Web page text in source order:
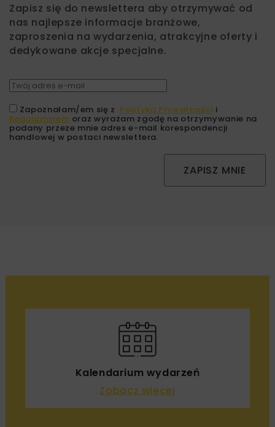
Zapisz się do newslettera aby otrzymywać od
nas najlepsze informacje branżowe,
zaproszenia na wydarzenia, atrakcyjne oferty i
dedykowane akcje specjalne.
Zapoznałam/em się z Polityką Prywatności i
Regulaminem oraz wyrażam zgodę na otrzymywanie na
podany przeze mnie adres e-mail korespondencji
handlowej w postaci newslettera.
ZAPISZ MNIE
Kalendarium wydarzeń
Zobacz więcej